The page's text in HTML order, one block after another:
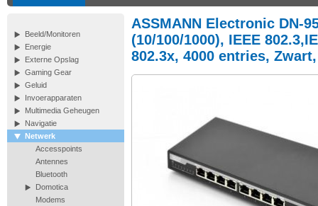
Beeld/Monitoren
Energie
Externe Opslag
Gaming Gear
Geluid
Invoerapparaten
Multimedia Geheugen
Navigatie
Netwerk
Accesspoints
Antennes
Bluetooth
Domotica
Modems
ASSMANN Electronic DN-
(10/100/1000), IEEE
802.3x, 4000 entries,